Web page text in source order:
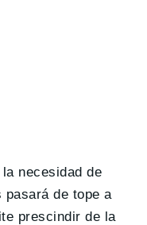
necesidad de
de tope a
prescindir de la